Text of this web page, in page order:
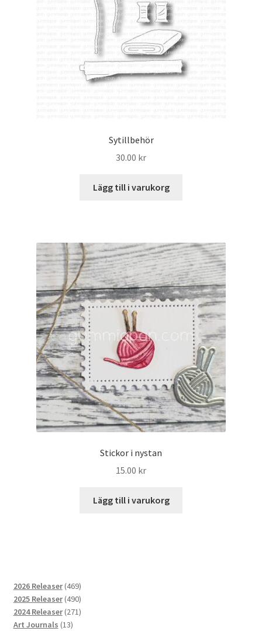
Sytillbehör
30.00 kr
Lägg till i varukorg
Stickor i nystan
15.00 kr
Lägg till i varukorg
2026 Releaser 469469
produkter
2025 Releaser 490490
produkter
2024 Releaser 271271
Art Journals 1313